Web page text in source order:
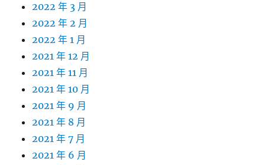
2022 年 3 月
2022 年 2 月
2022 年 1 月
2021 年 12 月
2021 年 11 月
2021 年 10 月
2021 年 9 月
2021 年 8 月
2021 年 7 月
2021 年 6 月